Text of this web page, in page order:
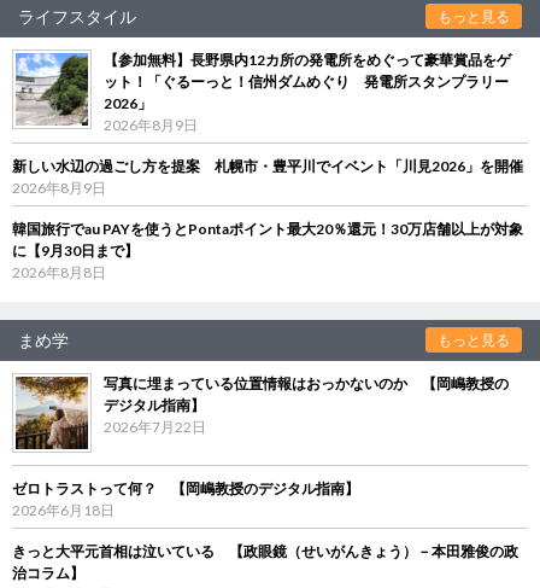
ライフスタイル もっと見る
【参加無料】長野県内12カ所の発電所をめぐって豪華賞品をゲ
ット！「ぐるーっと！信州ダムめぐり 発電所スタンプラリー
2026」
2026年8月9日
新しい水辺の過ごし方を提案 札幌市・豊平川でイベント「川見2026」を開催
2026年8月9日
韓国旅行でau PAYを使うとPontaポイント最大20％還元！30万店舗以上が対象
に【9月30日まで】
2026年8月8日
まめ学 もっと見る
写真に埋まっている位置情報はおっかないのか 【岡嶋教授の
デジタル指南】
2026年7月22日
ゼロトラストって何？ 【岡嶋教授のデジタル指南】
2026年6月18日
きっと大平元首相は泣いている 【政眼鏡（せいがんきょう）－本田雅俊の政
治コラム】